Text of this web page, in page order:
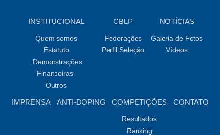
INSTITUCIONAL
Quem somos
Estatuto
Demonstrações
Financeiras
Outros
CBLP
Federações
Perfil Seleção
NOTÍCIAS
Galeria de Fotos
Vídeos
IMPRENSA ANTI-DOPING COMPETIÇÕES
Resultados
Ranking
CONTATO